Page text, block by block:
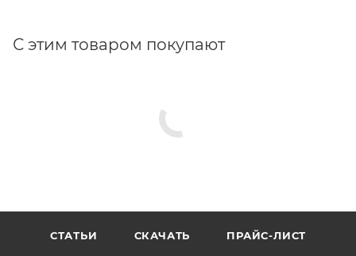
С этим товаром покупают
СТАТЬИ СКАЧАТЬ ПРАЙС-ЛИСТ